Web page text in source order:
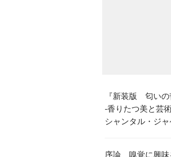
『新装版 匂いの
-香りたつ美と芸
シャンタル・ジ
序論 嗅覚に興味